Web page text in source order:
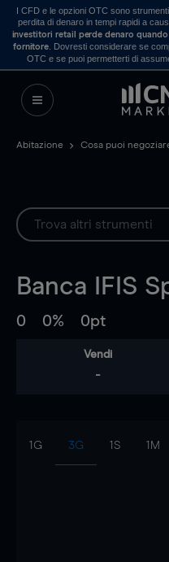
I CFD e le opzioni OTC sono
perdita di denaro in tempi rapidi a
investitori retail perde denaro
fornitore . Dovresti considerare se
OTC e se puoi permetterti di
Abitazione Cosa puoi
Banca IFIS
0 0% 0pt
Vendi
-
1G 3G 1S 1M